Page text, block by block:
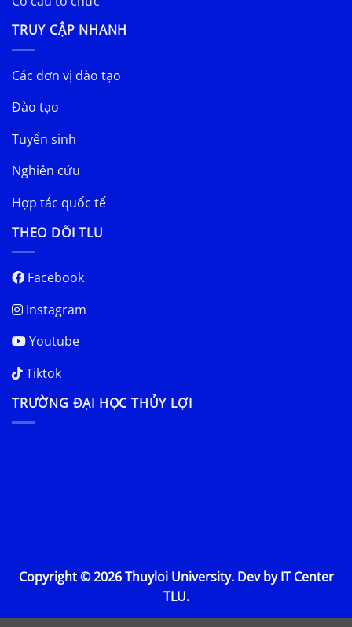
TRUY CẬP NHANH
Các đơn vị đào tạo
Đào tạo
Tuyển sinh
Nghiên cứu
Hợp tác quốc tế
THEO DÕI TLU
Facebook
Instagram
Youtube
Tiktok
TRƯỜNG ĐẠI HỌC THỦY LỢI
Copyright © 2026 Thuyloi University. Dev by IT Center
TLU.